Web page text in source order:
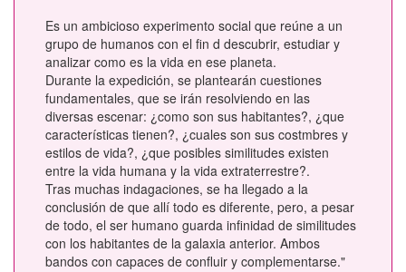
Es un ambicioso experimento social que reúne a un
grupo de humanos con el fin d descubrir, estudiar y
analizar como es la vida en ese planeta.
Durante la expedición, se plantearán cuestiones
fundamentales, que se irán resolviendo en las
diversas escenar: ¿como son sus habitantes?, ¿que
características tienen?, ¿cuales son sus costmbres y
estilos de vida?, ¿que posibles similitudes existen
entre la vida humana y la vida extraterrestre?.
Tras muchas indagaciones, se ha llegado a la
conclusión de que allí todo es diferente, pero, a pesar
de todo, el ser humano guarda infinidad de similitudes
con los habitantes de la galaxia anterior. Ambos
bandos con capaces de confluir y complementarse."